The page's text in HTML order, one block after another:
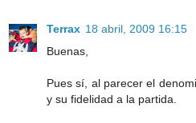
Terrax 18 abril, 2009 16:15
Buenas,
Pues sí, al parecer el
y su fidelidad a la partida.